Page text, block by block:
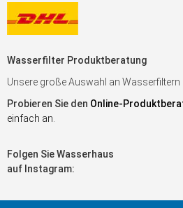
Wasserfilter Produktberatung
Unsere große Auswahl an Wasserfiltern
Probieren Sie den Online-
einfach an
Folgen Sie Wasserhaus
auf Instagram: